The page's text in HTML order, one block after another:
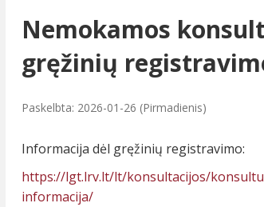
Nemokamos
gręžinių
Paskelbta: 2026-01-26 (Pirmadienis)
Informacija dėl gręžinių registravimo:
https://lgt.lrv.lt/lt/konsultacijos/
informacija/